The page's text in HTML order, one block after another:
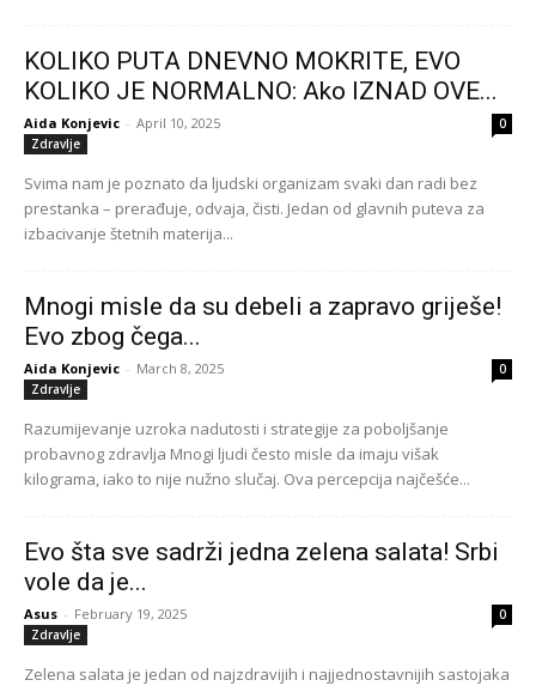
KOLIKO PUTA DNEVNO MOKRITE, EVO
KOLIKO JE NORMALNO: Ako IZNAD OVE...
Aida Konjevic - April 10, 2025
0
Zdravlje
Svima nam je poznato da ljudski organizam svaki dan radi bez
prestanka – prerađuje, odvaja, čisti. Jedan od glavnih puteva za
izbacivanje štetnih materija...
Mnogi misle da su debeli a zapravo griješe!
Evo zbog čega...
Aida Konjevic - March 8, 2025
0
Zdravlje
Razumijevanje uzroka nadutosti i strategije za poboljšanje
probavnog zdravlja Mnogi ljudi često misle da imaju višak
kilograma, iako to nije nužno slučaj. Ova percepcija najčešće...
Evo šta sve sadrži jedna zelena salata! Srbi
vole da je...
Asus - February 19, 2025
0
Zdravlje
Zelena salata je jedan od najzdravijih i najjednostavnijih sastojaka